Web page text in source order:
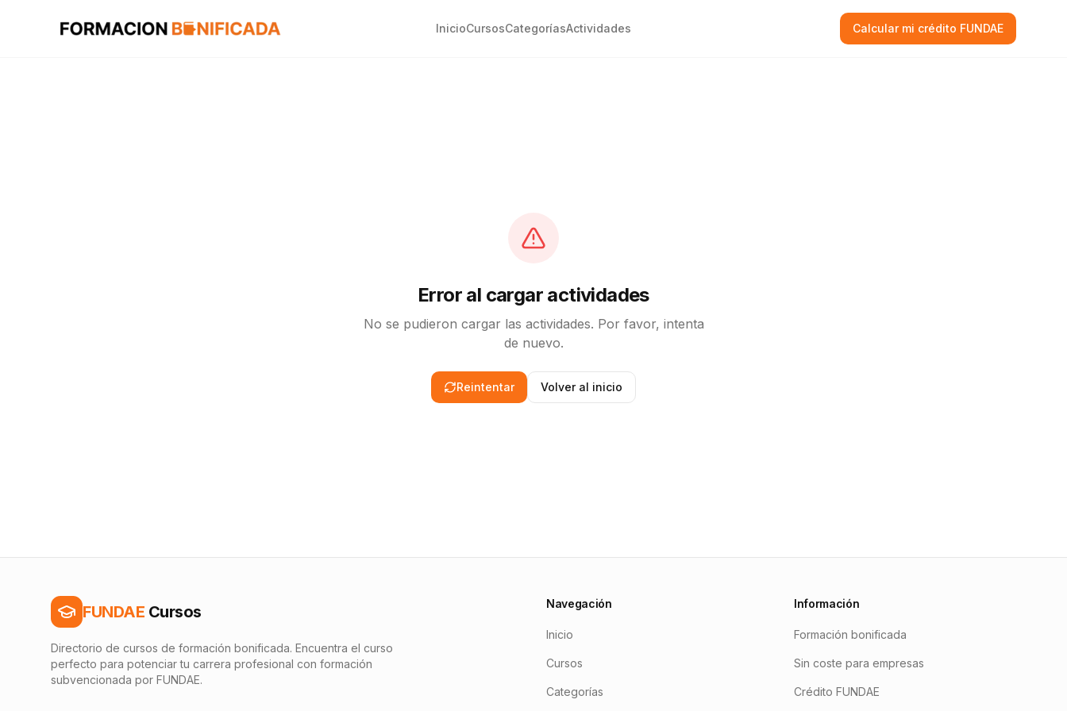
InicioCursosCategoríasActividades Calcular mi crédito FUNDAE
Error al cargar actividades
No se pudieron cargar las actividades. Por favor, intenta
de nuevo.
Reintentar Volver al inicio
FUNDAE Cursos
Directorio de cursos de formación bonificada. Encuentra el curso
perfecto para potenciar tu carrera profesional con formación
subvencionada por FUNDAE.
Navegación
Inicio
Cursos
Categorías
Información
Formación bonificada
Sin coste para empresas
Crédito FUNDAE